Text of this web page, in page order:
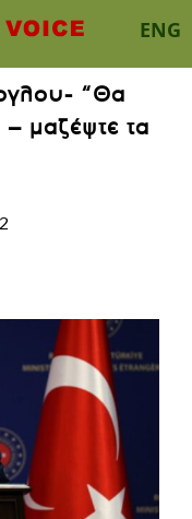
ENG
“Θα
– μαζέψτε τα